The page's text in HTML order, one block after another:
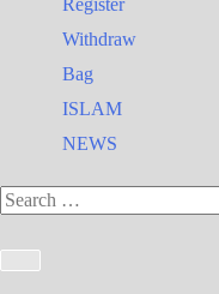
Register
Withdraw
Bag
ISLAM
NEWS